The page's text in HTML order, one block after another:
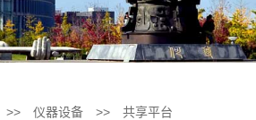
>> 仪器设备 >> 共享平台